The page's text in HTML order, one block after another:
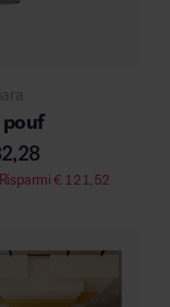
pouf
Risparmi€121,52